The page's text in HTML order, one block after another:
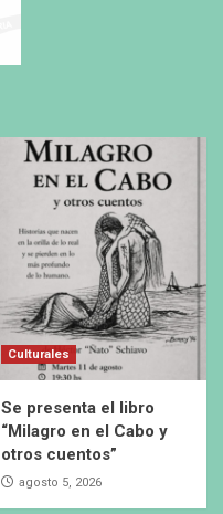
Culturales
Se presenta el libro
“Milagro en el Cabo y
otros cuentos”
agosto 5, 2026